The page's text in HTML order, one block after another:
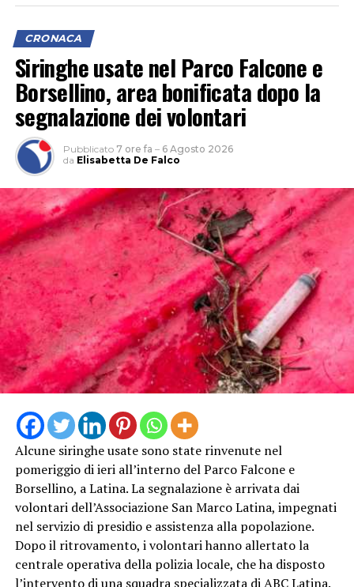
ELICOTTERO
AIB VIGILI
DEL FUOCO
INCENDIO
CASILINA
SUD
PROTEZIONE
CIVILE
PASSO
GENOVESE
INCENDIO
CASILINA
SUD
CRONACA
Siringhe usate nel Parco Falcone e
Borsellino, area bonificata dopo la
segnalazione dei volontari
Pubblicato 7 ore fa – 6 Agosto 2026
da Elisabetta De Falco
Alcune siringhe usate sono state rinvenute nel
pomeriggio di ieri all’interno del Parco Falcone e
Borsellino, a Latina. La segnalazione è arrivata dai
volontari dell’Associazione San Marco Latina, impegnati
nel servizio di presidio e assistenza alla popolazione.
Dopo il ritrovamento, i volontari hanno allertato la
centrale operativa della polizia locale, che ha disposto
l’intervento di una squadra specializzata di ABC Latina.